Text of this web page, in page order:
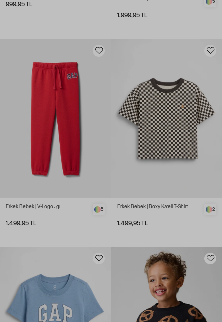
999,95 TL
1.999,95 TL
5
Erkek Bebek | V-Logo Jgr
1.499,95 TL
5
Erkek Bebek | Boxy Kareli T-Shirt
1.499,95 TL
2